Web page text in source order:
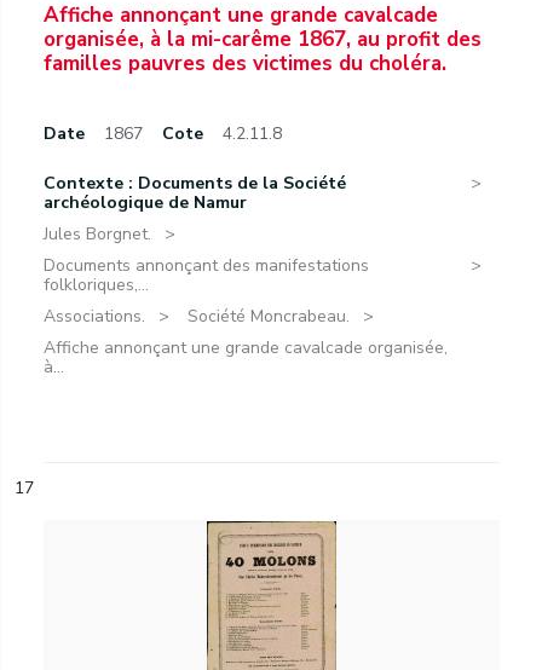
Affiche annonçant une grande cavalcade
organisée, à la mi-carême 1867, au profit des
familles pauvres des victimes du choléra.
Date 1867 Cote 4.2.11.8
Contexte : Documents de la Société
archéologique de Namur
Jules Borgnet.
Documents annonçant des manifestations
folkloriques,...
Associations.
Société Moncrabeau.
Affiche annonçant une grande cavalcade organisée,
à...
17